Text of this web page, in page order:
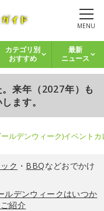
MENU
カテゴリ別
おすすめ
最新
ニュース
来年（2027年）も
ます。
ルデンウィーク)イベント
ク ・ BBQなどおでかけ
ルデンウィークはいつか
紹介